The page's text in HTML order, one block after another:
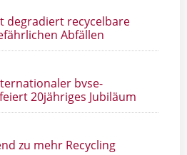
degradiert recycelbare
Abfällen
bvse-
20jähriges Jubiläum
zu mehr Recycling